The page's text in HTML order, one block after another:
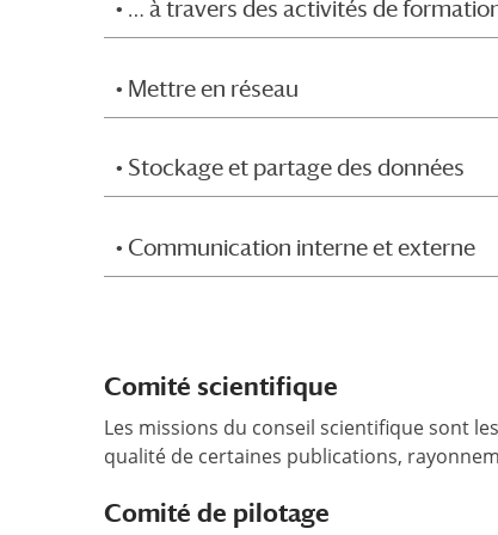
• … à travers des activités de
• Mettre en réseau
• Stockage et partage des données
• Communication interne et externe
Comité scientifique
Les missions du conseil scientifique sont
qualité de certaines publications,
Comité de pilotage